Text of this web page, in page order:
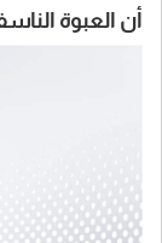
أن العبوة